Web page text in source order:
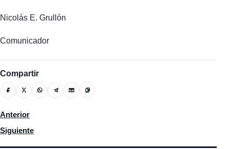
Nicolás E. Grullón
Comunicador
Compartir
Artículo anterior: José Cruz (La Tata), deplora las malas
Anterior
Artículo siguiente: Familiares de Jack Maicol Almánzar,
Siguiente